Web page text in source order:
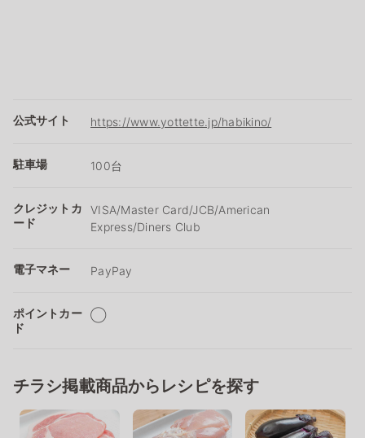
公式サイト https://www.yottette.jp/habikino/
駐車場 100台
クレジットカ
ード
VISA/Master Card/JCB/American
Express/Diners Club
電子マネー PayPay
ポイントカー
ド
◯
チラシ掲載商品からレシピを探す